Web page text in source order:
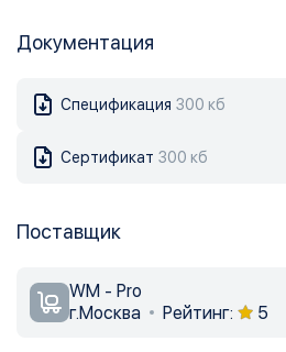
Документация
Спецификация 300 кб
Сертификат 300 кб
Поставщик
WM - Pro
г.Москва
Рейтинг: 5